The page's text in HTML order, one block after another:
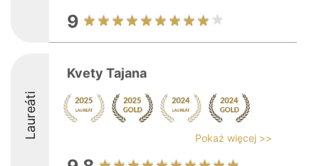
9
Laureáti
Kvety Tajana
Pokaż więcej >>